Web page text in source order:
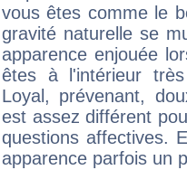
vous êtes comme le
gravité naturelle se
apparence enjouée
êtes à l'intérieur
Loyal, prévenant,
est assez différent
questions affectives.
apparence parfois un